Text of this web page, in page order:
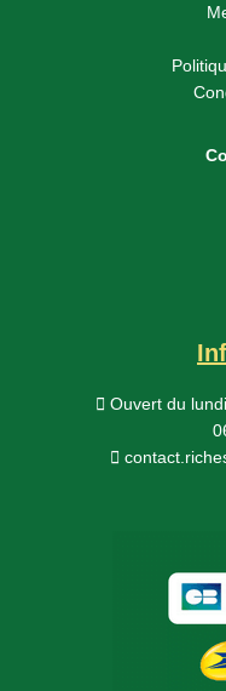
Ouvert du